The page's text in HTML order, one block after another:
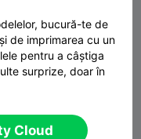

bucură-te de
de imprimarea cu un
pentru a câștiga
surprize, doar în
Cloud